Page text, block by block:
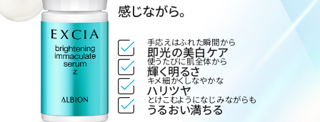
感じながら。
手応えはふれた瞬間から
即光の美白ケア
使うたびに肌全体から
輝く明るさ
キメ細かくしなやかな
ハリツヤ
とけこむようになじみながらも
うるおい満ちる